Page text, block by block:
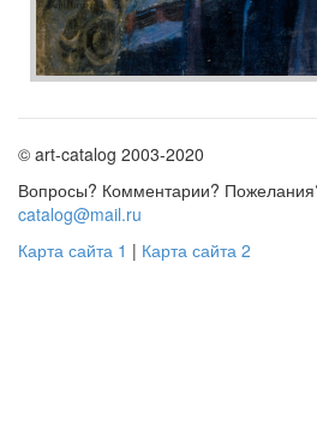
© art-catalog 2003-2020
Вопросы? Комментарии?
catalog@mail.ru
Карта сайта 1 | Карта сайта 2